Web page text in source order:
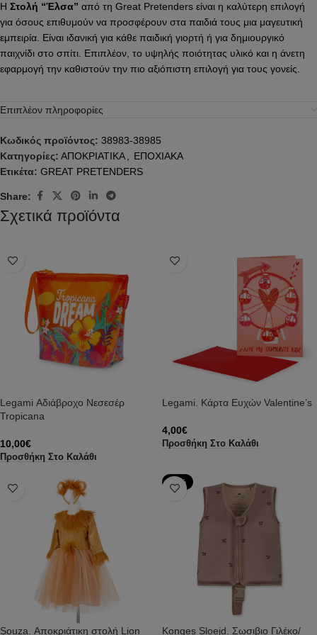
Η Στολή “Έλσα” από τη Great Pretenders είναι η καλύτερη επιλογή
για όσους επιθυμούν να προσφέρουν στα παιδιά τους μια μαγευτική
εμπειρία. Είναι ιδανική για κάθε παιδική γιορτή ή για δημιουργικό
παιχνίδι στο σπίτι. Επιπλέον, το υψηλής ποιότητας υλικό και η άνετη
εφαρμογή την καθιστούν την πιο αξιόπιστη επιλογή για τους γονείς.
Επιπλέον πληροφορίες
Κωδικός προϊόντος: 38983-38985
Κατηγορίες: ΑΠΟΚΡΙΑΤΙΚΑ, ΕΠΟΧΙΑΚΑ
Ετικέτα: GREAT PRETENDERS
Share:
Σχετικά προϊόντα
Legami Αδιάβροχο Νεσεσέρ
Tropicana
10,00€
Προσθήκη Στο Καλάθι
Legami. Κάρτα Ευχών Valentine’s
4,00€
Προσθήκη Στο Καλάθι
Souza. Αποκριάτικη στολή Lion
-32%
Konges Sloejd. Σωσιβιο Γιλέκο/